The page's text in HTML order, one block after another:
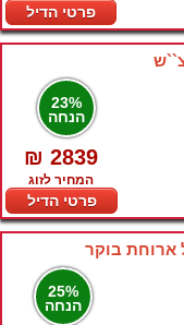
פרטי הדיל
23%
הנחה
₪ 2839
המחיר לזוג
פרטי הדיל
25%
הנחה